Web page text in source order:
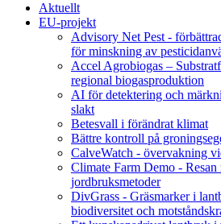
Aktuellt
EU-projekt
Advisory Net Pest -
för minskning av
Accel Agrobiogas –
regional biogasproduktion
AI för detektering och
slakt
Betesvall i förändrat klimat
Bättre kontroll på
CalveWatch - övervakning
Climate Farm Demo - Resan
jordbruksmetoder
DivGrass - Gräsmarker i
biodiversitet och